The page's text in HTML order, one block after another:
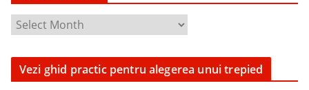
a
u
Vezi ghid practic pentru alegerea unui trepied